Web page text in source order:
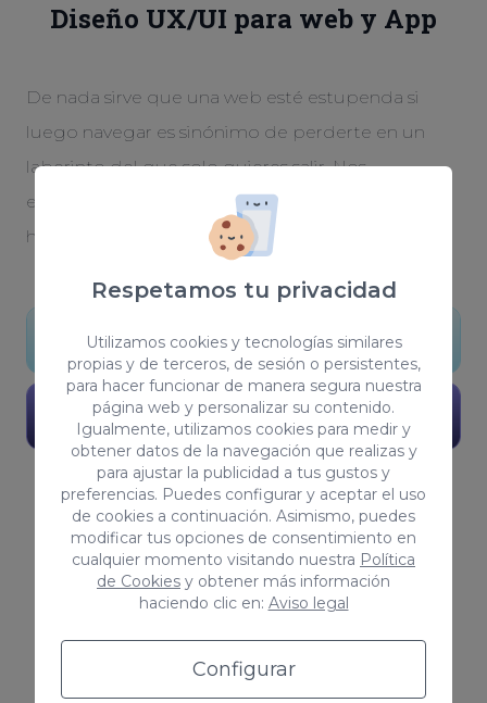
Respetamos tu privacidad
Utilizamos cookies y tecnologías similares
propias y de terceros, de sesión o persistentes,
para hacer funcionar de manera segura nuestra
página web y personalizar su contenido.
Igualmente, utilizamos cookies para medir y
obtener datos de la navegación que realizas y
para ajustar la publicidad a tus gustos y
preferencias. Puedes configurar y aceptar el uso
de cookies a continuación. Asimismo, puedes
modificar tus opciones de consentimiento en
cualquier momento visitando nuestra Política
de Cookies y obtener más información
haciendo clic en: Aviso legal
Configurar
Diseño UX/UI para web y App
De nada sirve que una web esté estupenda si
luego navegar es sinónimo de perderte en un
laberinto del que solo quieres salir. Nos
encargamos de que tu web sea una autopista
hacia la conversión.
Quiero mi web
Ver portafolio